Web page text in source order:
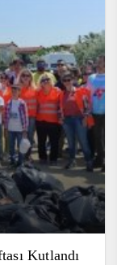
Kutlandı